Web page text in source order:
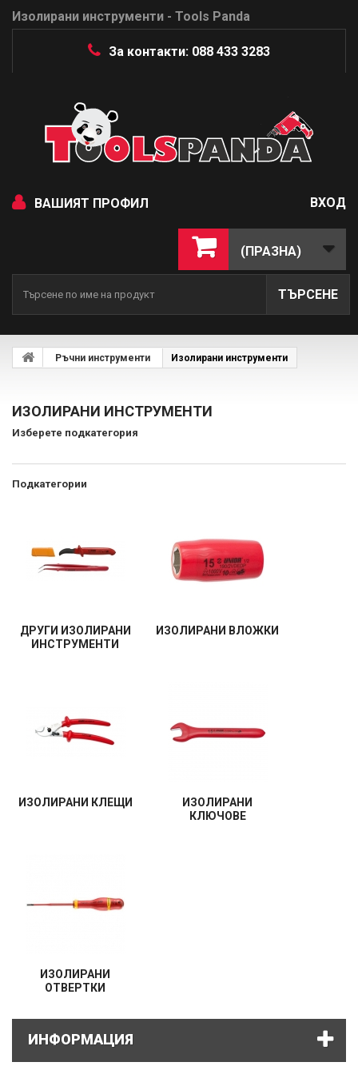
Изолирани инструменти - Tools Panda
За контакти: 088 433 3283
ВАШИЯТ ПРОФИЛ ВХОД
(ПРАЗНА)
ТЪРСЕНЕ
Ръчни инструменти Изолирани инструменти
ИЗОЛИРАНИ ИНСТРУМЕНТИ
Изберете подкатегория
Подкатегории
ДРУГИ ИЗОЛИРАНИ
ИНСТРУМЕНТИ
ИЗОЛИРАНИ ВЛОЖКИ
ИЗОЛИРАНИ КЛЕЩИ
ИЗОЛИРАНИ
КЛЮЧОВЕ
ИЗОЛИРАНИ
ОТВЕРТКИ
ИНФОРМАЦИЯ